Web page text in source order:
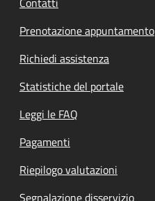
Prenotazione appuntamento
Richiedi assistenza
Statistiche del portale
Leggi le FAQ
Pagamenti
Riepilogo valutazioni
Segnalazione disservizio